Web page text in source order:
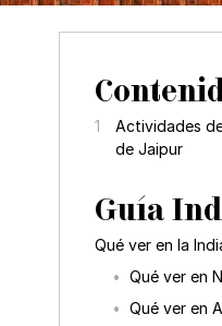
Actividades
de Jaipur
Guía
Qué ver en la
Qué ver en
Qué ver en